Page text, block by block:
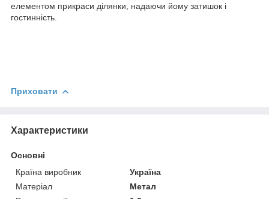
елементом прикраси ділянки, надаючи йому затишок і
гостинність.
Приховати
Характеристики
Основні
Країна виробник
Україна
Матеріал
Метал